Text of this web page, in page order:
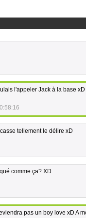
l'appeler Jack à la base xD
tellement le délire xD
comme ça? XD
pas un boy love xD A